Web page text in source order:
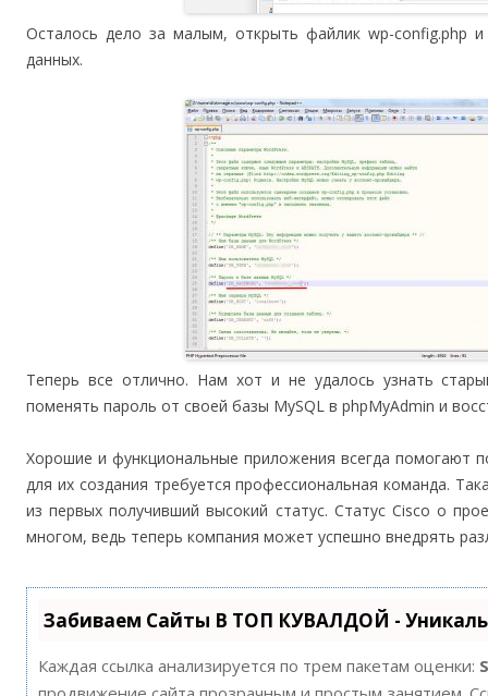
Осталось дело за малым, открыть файлик wp-config.php
данных.
Теперь все отлично. Нам хот и не удалось узнать
поменять пароль от своей базы MySQL в phpMyAdmin и
Хорошие и функциональные приложения всегда помогают
для их создания требуется профессиональная команда.
из первых получивший высокий статус. Статус Cisco о
многом, ведь теперь компания может успешно внедрять
Забиваем Сайты В ТОП КУВАЛДОЙ -
Каждая ссылка анализируется по трем пакетам оценки: